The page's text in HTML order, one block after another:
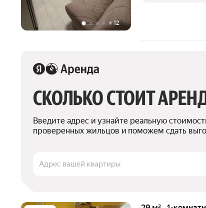
+12
СКОЛЬКО СТОИТ
Введите адрес и узнайте реальную
проверенных жильцов и поможем сдать
Адрес вашей квартиры